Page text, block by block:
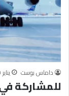
داماس بوست يناير 20, 2024
للمشاركة